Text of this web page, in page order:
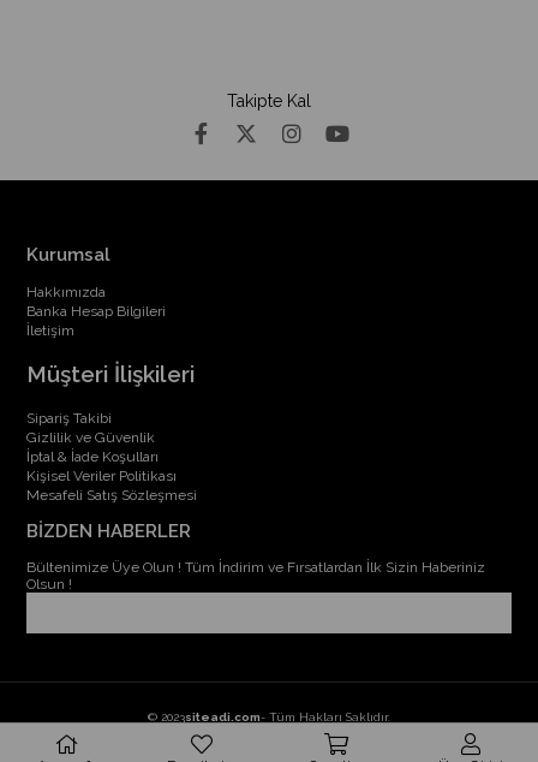
Takipte Kal
Kurumsal
Hakkımızda
Banka Hesap Bilgileri
İletişim
Müşteri İlişkileri
Sipariş Takibi
Gizlilik ve Güvenlik
İptal & İade Koşulları
Kişisel Veriler Politikası
Mesafeli Satış Sözleşmesi
BİZDEN HABERLER
Bültenimize Üye Olun ! Tüm İndirim ve Fırsatlardan İlk Sizin Haberiniz
Olsun !
© 2023siteadi.com- Tüm Hakları Saklıdır.